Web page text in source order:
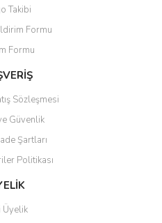
bulunuyor.
pahalı.
olmalı.
Takibi
Formu
Formu
Sözleşmesi
Güvenlik
Şartları
Politikası
Üyelik